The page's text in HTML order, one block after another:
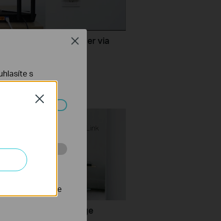
Link Range Extender via
set up a TP-Link Range
Close
s
za
nastavit, aby se
Close